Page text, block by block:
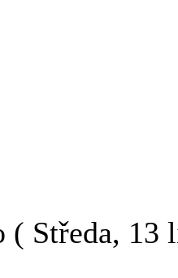
Středa, 13